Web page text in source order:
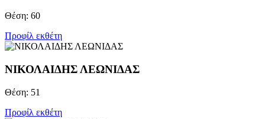
Θέση: 60
Προφίλ εκθέτη
ΝΙΚΟΛΑΙΔΗΣ ΛΕΩΝΙΔΑΣ
Θέση: 51
Προφίλ εκθέτη